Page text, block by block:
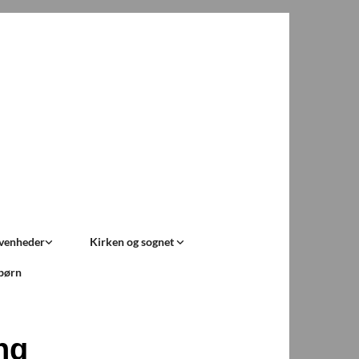
Kirken og sognet